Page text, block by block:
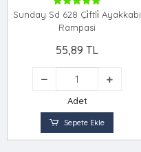
Sunday Sd 628 Çi̇ftli̇ Ayakkabi
Rampasi
55,89 TL
Adet
Sepete Ekle